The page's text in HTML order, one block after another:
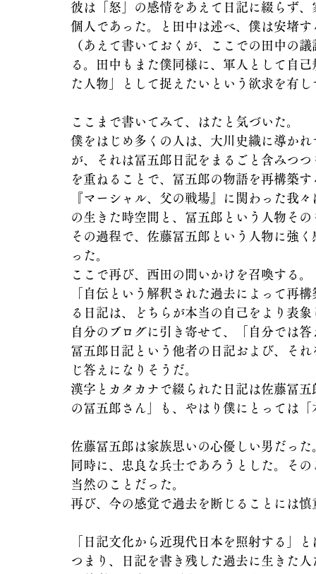
彼は「怒」の感情をあえて日記に綴らず
個人であった。と田中は述べ、僕は安堵す
（あえて書いておくが、ここでの田中の
る。田中もまた僕同様に、軍人として自
た人物」として捉えたいという欲求を有
ここまで書いてみて、はたと気づいた。
僕をはじめ多くの人は、大川史織に導か
が、それは冨五郎日記をまるごと含みつ
を重ねることで、冨五郎の物語を再構築
『マーシャル、父の戦場』に関わった我
の生きた時空間と、冨五郎という人物そ
その過程で、佐藤冨五郎という人物に強
った。
ここで再び、西田の問いかけを召喚する。
「自伝という解釈された過去によって再
る日記は、どちらが本当の自己をより表
自分のブログに引き寄せて、「自分では
冨五郎日記という他者の日記および、そ
じ答えになりそうだ。
漢字とカタカナで綴られた日記は佐藤冨
の冨五郎さん」も、やはり僕にとっては「
佐藤冨五郎は家族思いの心優しい男だった
同時に、忠良な兵士であろうとした。そ
当然のことだった。
再び、今の感覚で過去を断じることには
「日記文化から近現代日本を照射する」
つまり、日記を書き残した過去に生きた